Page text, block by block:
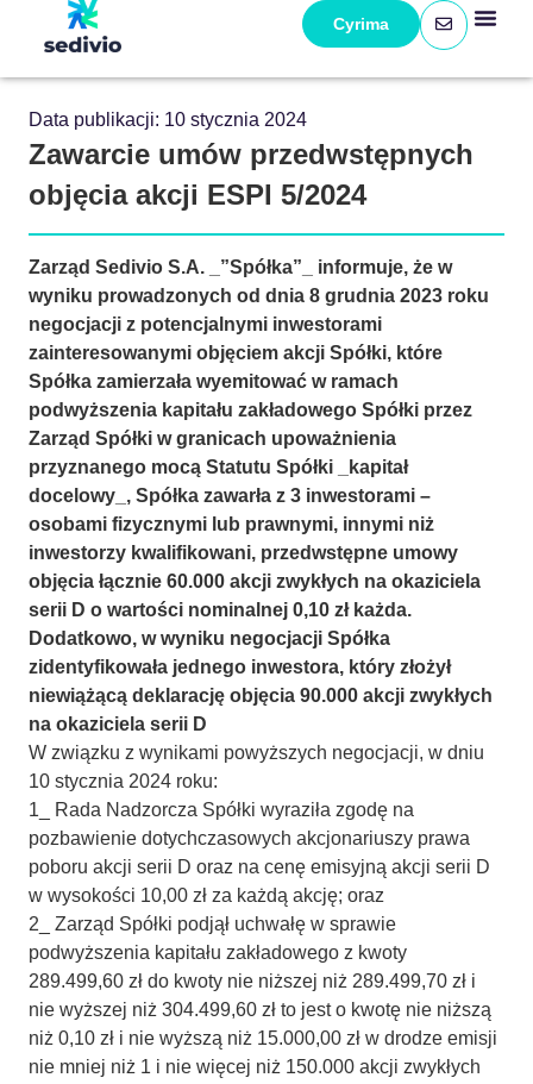
Cyrima
Zawarcie umów przedwstępnych
objęcia akcji ESPI 5/2024
Zarząd Sedivio S.A. _”Spółka”_ informuje, że w
wyniku prowadzonych od dnia 8 grudnia 2023 roku
negocjacji z potencjalnymi inwestorami
zainteresowanymi objęciem akcji Spółki, które
Spółka zamierzała wyemitować w ramach
podwyższenia kapitału zakładowego Spółki przez
Zarząd Spółki w granicach upoważnienia
przyznanego mocą Statutu Spółki _kapitał
docelowy_, Spółka zawarła z 3 inwestorami –
osobami fizycznymi lub prawnymi, innymi niż
inwestorzy kwalifikowani, przedwstępne umowy
objęcia łącznie 60.000 akcji zwykłych na okaziciela
serii D o wartości nominalnej 0,10 zł każda.
Dodatkowo, w wyniku negocjacji Spółka
zidentyfikowała jednego inwestora, który złożył
niewiążącą deklarację objęcia 90.000 akcji zwykłych
na okaziciela serii D
W związku z wynikami powyższych negocjacji, w dniu
10 stycznia 2024 roku:
1_ Rada Nadzorcza Spółki wyraziła zgodę na
pozbawienie dotychczasowych akcjonariuszy prawa
poboru akcji serii D oraz na cenę emisyjną akcji serii D
w wysokości 10,00 zł za każdą akcję; oraz
2_ Zarząd Spółki podjął uchwałę w sprawie
podwyższenia kapitału zakładowego z kwoty
289.499,60 zł do kwoty nie niższej niż 289.499,70 zł i
nie wyższej niż 304.499,60 zł to jest o kwotę nie niższą
niż 0,10 zł i nie wyższą niż 15.000,00 zł w drodze emisji
nie mniej niż 1 i nie więcej niż 150.000 akcji zwykłych
Data publikacji: 10 stycznia 2024